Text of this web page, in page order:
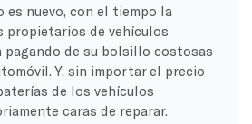
es nuevo, con el tiempo la
propietarios de vehículos
de su bolsillo costosas
Y, sin importar el precio
de los vehículos
caras de reparar.